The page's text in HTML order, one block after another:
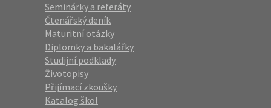
Seminárky a referáty
Čtenářský deník
Maturitní otázky
Diplomky a bakalářky
Studijní podklady
Životopisy
Přijímací zkoušky
Katalog škol